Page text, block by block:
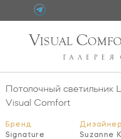
VISUAL C
ГАЛЕРЕЯ
Потолочный светильник
Visual Comfort
Бренд
Signature
Дизайнер
Suzanne